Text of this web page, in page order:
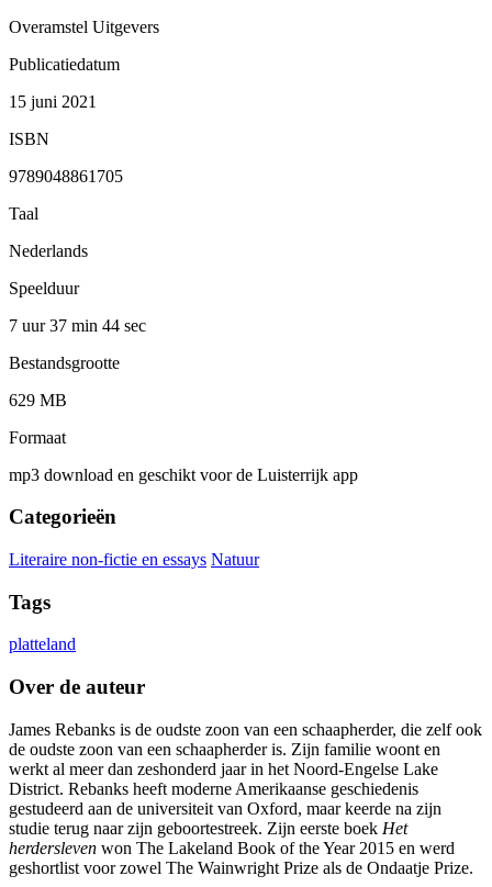
Overamstel Uitgevers
Publicatiedatum
15 juni 2021
ISBN
9789048861705
Taal
Nederlands
Speelduur
7 uur 37 min 44 sec
Bestandsgrootte
629 MB
Formaat
mp3 download en geschikt voor de Luisterrijk app
Categorieën
Literaire non-fictie en essays Natuur
Tags
platteland
Over de auteur
James Rebanks is de oudste zoon van een schaapherder, die zelf ook
de oudste zoon van een schaapherder is. Zijn familie woont en
werkt al meer dan zeshonderd jaar in het Noord-Engelse Lake
District. Rebanks heeft moderne Amerikaanse geschiedenis
gestudeerd aan de universiteit van Oxford, maar keerde na zijn
studie terug naar zijn geboortestreek. Zijn eerste boek Het
herdersleven won The Lakeland Book of the Year 2015 en werd
geshortlist voor zowel The Wainwright Prize als de Ondaatje Prize.